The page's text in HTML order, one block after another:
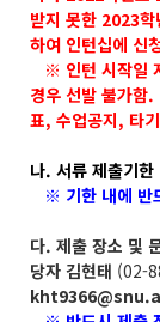
받지 못한 2023
하여 인턴십에 신
※ 인턴 시작일
경우 선발 불가함
표, 수업공지, 타
나. 서류 제출기한
※ 기한 내에 반
다. 제출 장소 및
당자 김현태 (02-